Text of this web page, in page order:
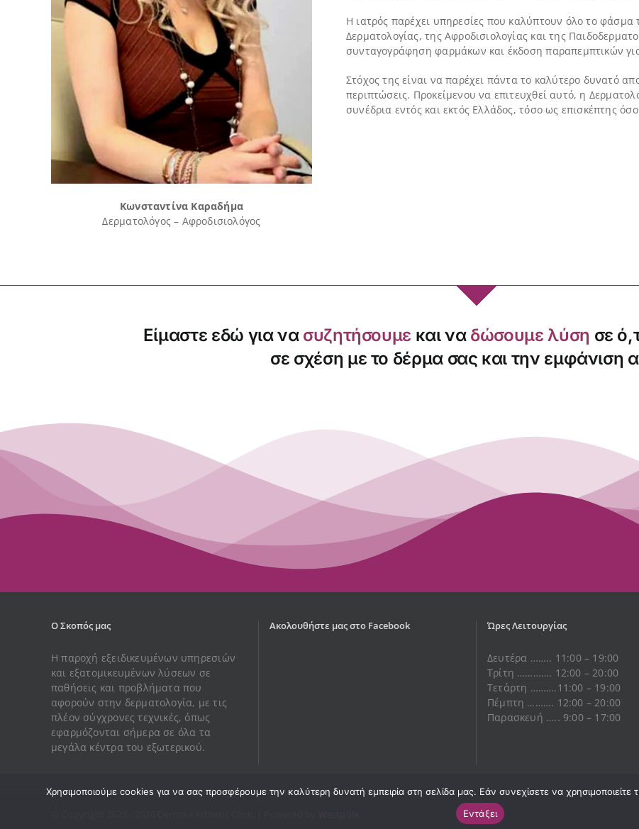
Κωνσταντίνα Καραδήμα
Δερματολόγος – Αφροδισιολόγος
Η ιατρός παρέχει υπηρεσίες που καλύπτουν όλο το φάσμα
Δερματολογίας, της Αφροδισιολογίας και της
συνταγογράφηση φαρμάκων και έκδοση παραπεμπτικών για
Στόχος της είναι να παρέχει πάντα το καλύτερο δυνατό
περιπτώσεις. Προκείμενου να επιτευχθεί αυτό, η
συνέδρια εντός και εκτός Ελλάδος, τόσο ως επισκέπτης
Είμαστε εδώ για να συζητήσουμε και ναδώσουμε λύση σε
σε σχέση με το δέρμα σας και την εμφάνιση
Ο Σκοπός μας
Η παροχή εξειδικευμένων υπηρεσιών
και εξατομικευμένων λύσεων σε
παθήσεις και προβλήματα που
αφορούν στην δερματολογία, με τις
πλέον σύγχρονες τεχνικές, όπως
εφαρμόζονται σήμερα σε όλα τα
μεγάλα κέντρα του εξωτερικού.
Ακολουθήστε μας στο Facebook Ώρες Λειτουργίας
Δευτέρα …….. 11:00 – 19:00
Τρίτη …………. 12:00 – 20:00
Τετάρτη ……….11:00 – 19:00
Πέμπτη ………. 12:00 – 20:00
Παρασκευή ….. 9:00 – 17:00
Χρησιμοποιούμε cookies για να σας προσφέρουμε την καλύτερη δυνατή εμπειρία στη σελίδα μας. Εάν συνεχίσετε να
Εντάξει